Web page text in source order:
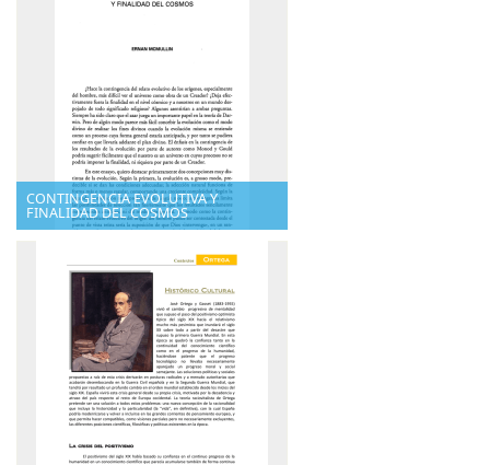
CONTINGENCIA EVOLUTIVA Y
FINALIDAD DEL COSMOS